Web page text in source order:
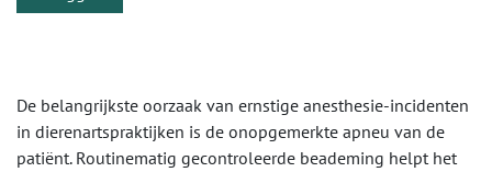
De belangrijkste oorzaak van ernstige anesthesie-incidenten
in dierenartspraktijken is de onopgemerkte apneu van de
patiënt. Routinematig gecontroleerde beademing helpt het